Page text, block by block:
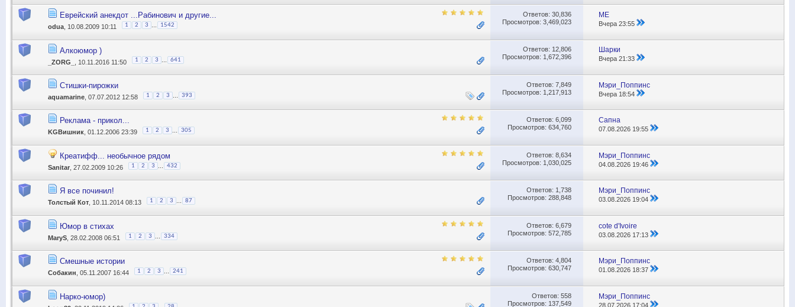
Еврейский анекдот ...Рабинович и другие...
odua , 10.08.2009 10:11 1 2 3 1542
Ответов: 30,836
Просмотров: 3,469,023
МЕ
Вчера23:55
Алкоюмор )
_ZORG_ , 10.11.2016 11:50 1 2 3 641
Ответов: 12,806
Просмотров: 1,672,396
Шарки
Вчера21:33
Стишки-пирожки
aquamarine , 07.07.2012 12:58 1 2 3 393
Ответов: 7,849
Просмотров: 1,217,913
Мэри_Поппинс
Вчера 18:54
Реклама - прикол...
KGBишник , 01.12.2006 23:39 1 2 3 305
Ответов: 6,099
Просмотров: 634,760
Сапна
07.08.2026 19:55
Креатифф... необычное рядом
Sanitar , 27.02.2009 10:26 1 2 3 432
Ответов: 8,634
Просмотров: 1,030,025
Мэри_Поппинс
04.08.2026 19:46
Я все починил!
Толстый Кот , 10.11.2014 08:13 1 2 3 87
Ответов: 1,738
Просмотров: 288,848
Мэри_Поппинс
03.08.2026 19:04
Юмор в стихах
MaryS , 28.02.2008 06:51 1 2 3 334
Ответов: 6,679
Просмотров: 572,785
cote d'Ivoire
03.08.2026 17:13
Смешные истории
Собакин , 05.11.2007 16:44 1 2 3 241
Ответов: 4,804
Просмотров: 630,747
Мэри_Поппинс
01.08.2026 18:37
Нарко-юмор) Ответов: 558
Просмотров: 137,549
Мэри_Поппинс
28.07.2026 17:04